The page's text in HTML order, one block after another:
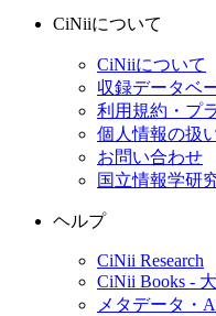
CiNiiについて
CiNiiについて
収録データベ
利用規約・プ
個人情報の扱
お問い合わせ
国立情報学研
ヘルプ
CiNii Research
CiNii Books -
メタデータ・